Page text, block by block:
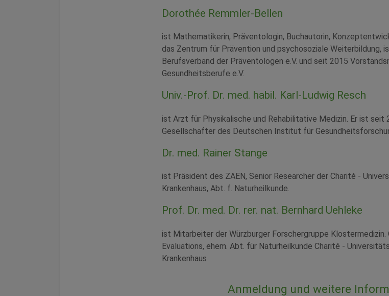
Dorothée Remmler-Bellen
ist Mathematikerin, Präventologin, Buchautorin,
das Zentrum für Prävention und psychosoziale Weiterbildung,
Berufsverband der Präventologen e.V. und seit 2015
Gesundheitsberufe e.V.
Univ.-Prof. Dr. med. habil. Karl-Ludwig Resch
ist Arzt für Physikalische und Rehabilitative Medizin. Er ist
Gesellschafter des Deutschen Institut für
Dr. med. Rainer Stange
ist Präsident des ZAEN, Senior Researcher der Charité -
Krankenhaus, Abt. f. Naturheilkunde.
Prof. Dr. med. Dr. rer. nat. Bernhard Uehleke
ist Mitarbeiter der Würzburger Forschergruppe Klostermedizin.
Evaluations, ehem. Abt. für Naturheilkunde Charité -
Krankenhaus
Anmeldung und weitere